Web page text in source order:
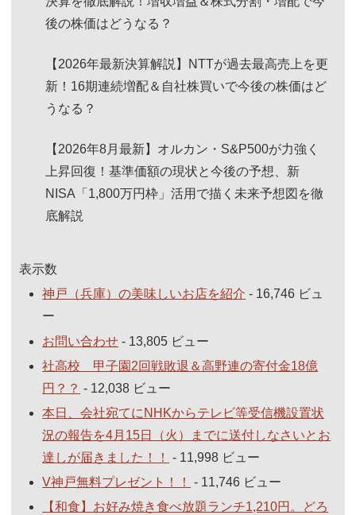
後の株価はどうなる？
【2026年最新決算解説】NTTが過去最高売上を更
新！16期連続増配＆自社株買いで今後の株価はど
うなる？
【2026年8月最新】オルカン・S&P500が力強く
上昇回復！基準価額の現状と今後の予想、新
NISA「1,800万円枠」活用で描く未来予想図を徹
底解説
表示数
神戸（兵庫）の美味しいお店を紹介 - 16,746 ビュ
ー
お問い合わせ - 13,805 ビュー
社高校 甲子園2回戦敗退＆高野連の寄付金18億
円？？ - 12,038 ビュー
本日、会社宛てにNHKからテレビ等受信機設置状
況の報告を4月15日（火）までに送付しなさいとお
達しが届きました！！
- 11,998 ビュー
V神戸無料プレゼント！！
- 11,746 ビュー
【和食】お好み焼き食べ放題ランチ1,210円。どろ